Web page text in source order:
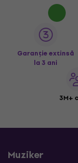
Garanție extinsă
la 3 ani
3M+
Muziker